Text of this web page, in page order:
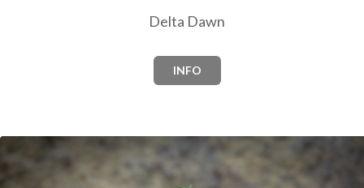
Delta Dawn
INFO